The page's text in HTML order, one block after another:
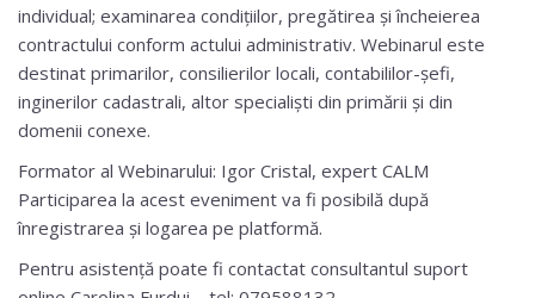
individual; examinarea condițiilor, pregătirea și încheierea
contractului conform actului administrativ. Webinarul este
destinat primarilor, consilierilor locali, contabililor-șefi,
inginerilor cadastrali, altor specialiști din primării și din
domenii conexe.
Formator al Webinarului: Igor Cristal, expert CALM
Participarea la acest eveniment va fi posibilă după
înregistrarea și logarea pe platformă.
Pentru asistență poate fi contactat consultantul suport